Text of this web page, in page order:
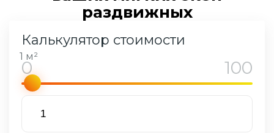
раздвижных
Калькулятор стоимости
1 м²